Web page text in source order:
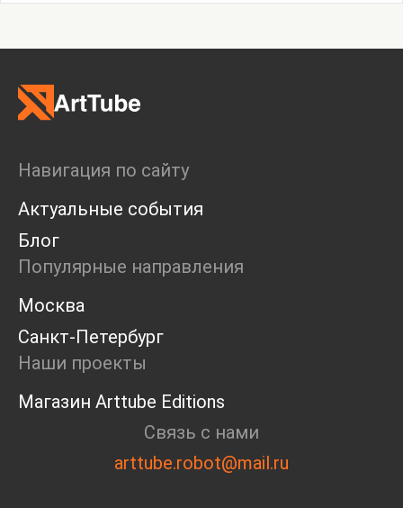
Дискуссия
Пост-релиз
Пресс-конференция
Ярмарка
Open call
Экскурсия
Дискуссия
Cosmoscow 2024
Blazar 2024
Встречи
Круглый стол
Навигация по сайту
Актуальные события
Блог
Популярные направления
Москва
Санкт-Петербург
Наши проекты
Магазин Arttube Editions
Связь с нами
arttube.robot@mail.ru